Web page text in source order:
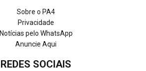
Sobre o PA4
Privacidade
Notícias pelo WhatsApp
Anuncie Aqui
REDES SOCIAIS